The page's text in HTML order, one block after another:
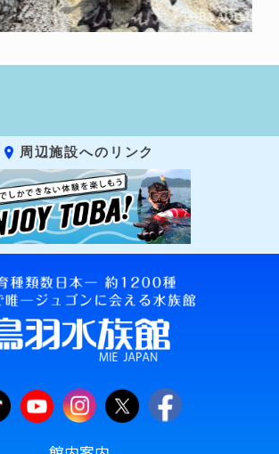
周辺施設へのリンク